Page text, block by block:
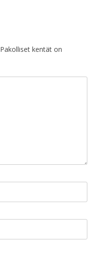
Pakolliset kentät on